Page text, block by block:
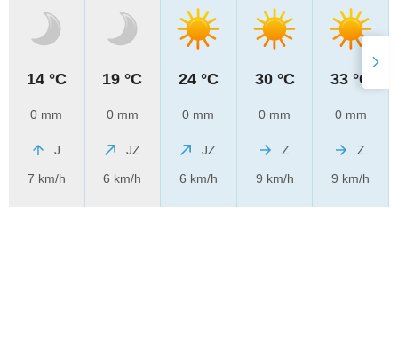
14 °C
0 mm
J
7 km/h
19 °C
0 mm
JZ
6 km/h
24 °C
0 mm
JZ
6 km/h
30 °C
0 mm
Z
9 km/h
33 °C
0 mm
Z
9 km/h